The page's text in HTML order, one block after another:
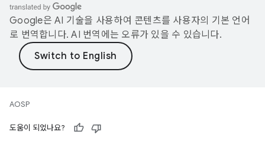
Google은 AI 기술을 사용하여 콘텐츠를 사용자의 기본 언어
로 번역합니다. AI 번역에는 오류가 있을 수 있습니다.
AOSP
도움이 되었나요?